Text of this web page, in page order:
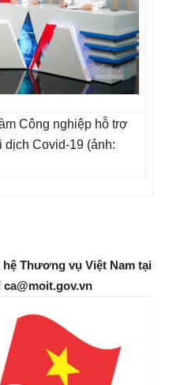
Công nghiệp hỗ trợ
Covid-19 (ảnh:
Thương vụ Việt Nam tại
ca@moit.gov.vn